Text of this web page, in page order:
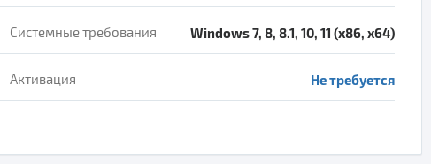
Системные требования Windows 7, 8, 8.1, 10, 11 (x86, x64)
Активация Не требуется